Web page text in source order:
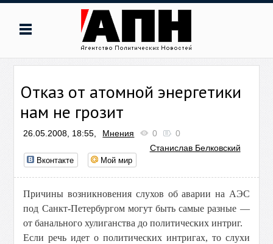
Отказ от атомной энергетики
нам не грозит
26.05.2008, 18:55, Мнения 0
0
Станислав Белковский
Вконтакте Мой мир
Причины возникновения слухов об аварии на АЭС
под Санкт-Петербургом могут быть самые разные —
от банального хулиганства до политических интриг.
Если речь идет о политических интригах, то слухи